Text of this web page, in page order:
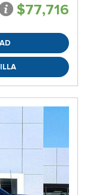
$77,716